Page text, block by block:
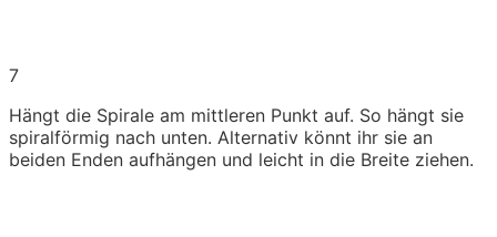
7
Hängt die Spirale am mittleren Punkt auf. So hängt sie
spiralförmig nach unten. Alternativ könnt ihr sie an
beiden Enden aufhängen und leicht in die Breite ziehen.